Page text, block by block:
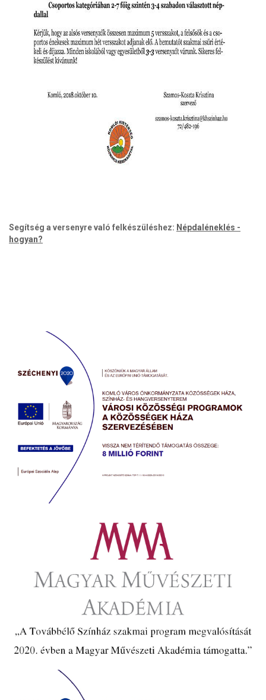
Segítség a versenyre való felkészüléshez: Népdaléneklés -
hogyan?